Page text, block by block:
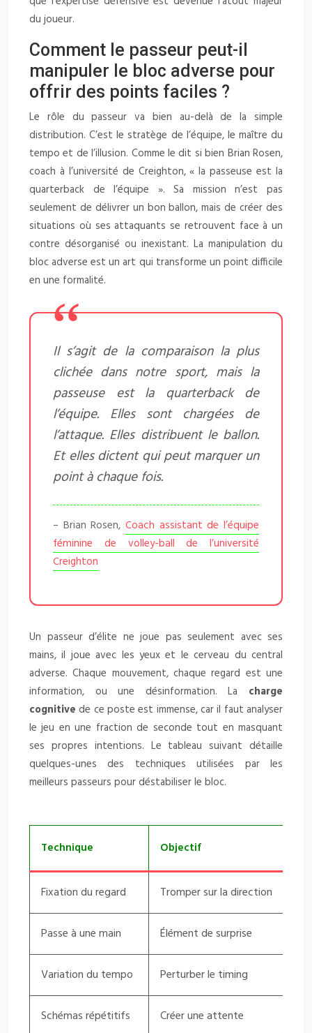
du joueur.
Comment le passeur peut-il
manipuler le bloc adverse pour
offrir des points faciles ?
Le rôle du passeur va bien au-delà de la simple
distribution. C’est le stratège de l’équipe, le maître du
tempo et de l’illusion. Comme le dit si bien Brian Rosen,
coach à l’université de Creighton, « la passeuse est la
quarterback de l’équipe ». Sa mission n’est pas
seulement de délivrer un bon ballon, mais de créer des
situations où ses attaquants se retrouvent face à un
contre désorganisé ou inexistant. La manipulation du
bloc adverse est un art qui transforme un point difficile
en une formalité.
Il s’agit de la comparaison la plus
clichée dans notre sport, mais la
passeuse est la quarterback de
l’équipe. Elles sont chargées de
l’attaque. Elles distribuent le ballon.
Et elles dictent qui peut marquer un
point à chaque fois.
– Brian Rosen, Coach assistant de l’équipe
féminine de volley-ball de l’université
Creighton
Un passeur d’élite ne joue pas seulement avec ses
mains, il joue avec les yeux et le cerveau du central
adverse. Chaque mouvement, chaque regard est une
information, ou une désinformation. La charge
cognitive de ce poste est immense, car il faut analyser
le jeu en une fraction de seconde tout en masquant
ses propres intentions. Le tableau suivant détaille
quelques-unes des techniques utilisées par les
meilleurs passeurs pour déstabiliser le bloc.
Technique Objectif
Fixation du regard Tromper sur la direction
Passe à une main Élément de surprise
Variation du tempo Perturber le timing
Schémas répétitifs Créer une attente